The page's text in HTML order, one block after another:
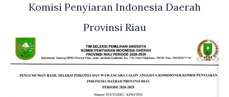
Komisi Penyiaran Indonesia Daerah
Provinsi Riau